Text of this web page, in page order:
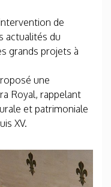
de
actualités du
grands projets à
une
Royal, rappelant
et patrimoniale
XV.